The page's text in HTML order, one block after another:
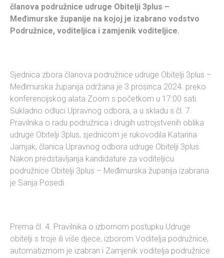
članova podružnice udruge Obitelji 3plus –
Međimurske županije na kojoj je izabrano vodstvo
Podružnice, voditeljica i zamjenik voditeljice.
Sjednica zbora članova podružnice udruge Obitelji 3plus –
Međimurska županija održana je 3.prosinca 2024. preko
konferencijskog alata Zoom s početkom u 17:00 sati.
Sukladno odluci Upravnog odbora, a u skladu s čl. 7.
Pravilnika o radu podružnica i drugih ustrojstvenih oblika
udruge Obitelji 3plus, sjednicom je rukovodila Katarina
Jarnjak, članica Upravnog odbora udruge Obitelji 3plus.
Nakon predstavljanja kandidature za voditeljicu
podružnice Obitelji 3plus – Međimurska županija izabrana
je Sanja Posedi.
Prema čl. 4. Pravilnika o izbornom postupku Udruge
obitelji s troje ili više djece, izborom Voditelja podružnice,
automatizmom je izabran i Zamjenik voditelja podružnice